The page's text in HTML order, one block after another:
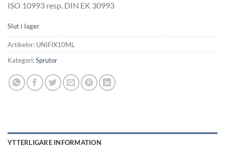
ISO 10993 resp. DIN EK 30993
Slut i lager
Artikelnr: UNIFIX10ML
Kategori:Sprutor
YTTERLIGARE INFORMATION